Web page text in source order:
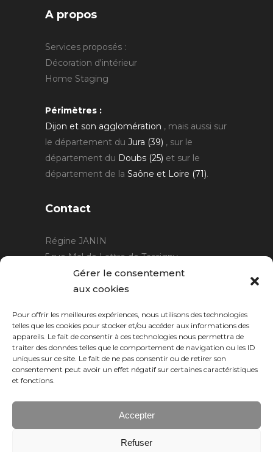
Gérer le consentement
aux cookies
Pour offrir les meilleures expériences, nous utilisons des technologies
telles que les cookies pour stocker et/ou accéder aux informations des
appareils. Le fait de consentir à ces technologies nous permettra de
traiter des données telles que le comportement de navigation ou les ID
uniques sur ce site. Le fait de ne pas consentir ou de retirer son
consentement peut avoir un effet négatif sur certaines caractéristiques
et fonctions.
Accepter
Refuser
A propos
Services proposés :
Décoration d'intérieur
Home Staging
Périmètres :
Dijon et son agglomération , mais aussi sur
le département du Jura (39) , sur le
département du Doubs (25) et sur le
département de la Saône et Loire (71).
Contact
Régine JANIN
5 rue Mal de Lattre de Tassigny
21220 Gevrey Chambertin
06 15 15 80 29
Horaires :sur rendez-vous.